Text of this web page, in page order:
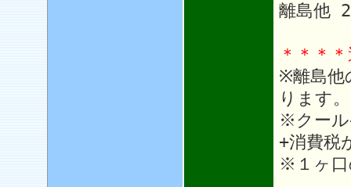
離島他
＊＊＊
※離島他
ります。
※クール
+消費税
※１ヶ口